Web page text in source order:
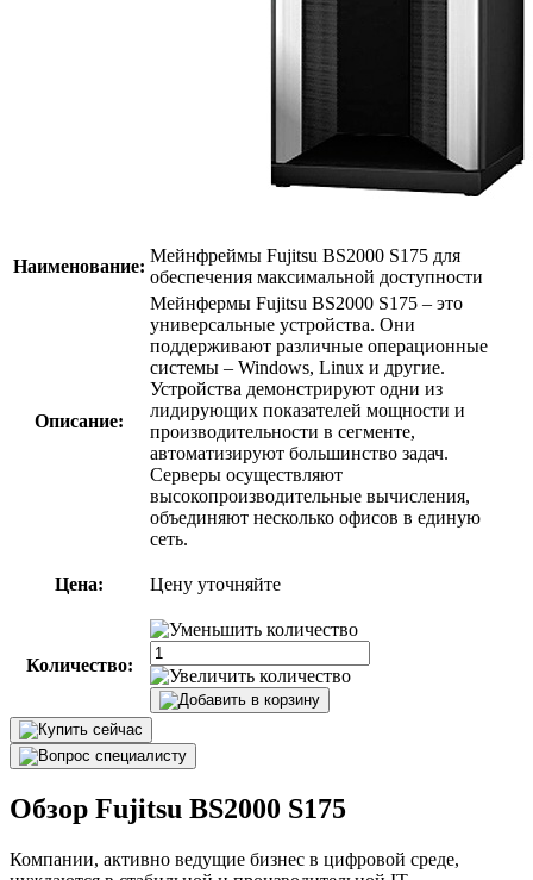
Наименование:
Мейнфреймы Fujitsu BS2000 S175 для
обеспечения максимальной доступности
Описание:
Мейнфермы Fujitsu BS2000 S175 – это
универсальные устройства. Они
поддерживают различные операционные
системы – Windows, Linux и другие.
Устройства демонстрируют одни из
лидирующих показателей мощности и
производительности в сегменте,
автоматизируют большинство задач.
Серверы осуществляют
высокопроизводительные вычисления,
объединяют несколько офисов в единую
сеть.
Цена: Цену уточняйте
Количество:
Обзор Fujitsu BS2000 S175
Компании, активно ведущие бизнес в цифровой среде,